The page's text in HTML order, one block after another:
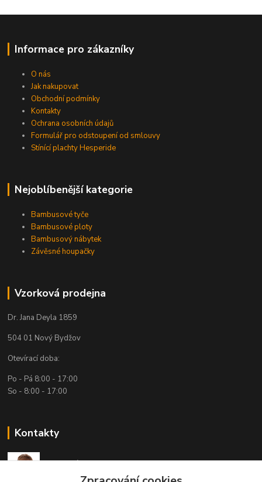
Informace pro zákazníky
O nás
Jak nakupovat
Obchodní podmínky
Kontakty
Ochrana osobních údajů
Formulář pro odstoupení od smlouvy
Stínící plachty Hesperide
Nejoblíbenější kategorie
Bambusové tyče
Bambusové ploty
Bambusový nábytek
Závěsné houpačky
Vzorková prodejna
Dr. Jana Deyla 1859
504 01 Nový Bydžov
Otevírací doba:
Po - Pá 8:00 - 17:00
So - 8:00 - 17:00
Kontakty
Technická podpora